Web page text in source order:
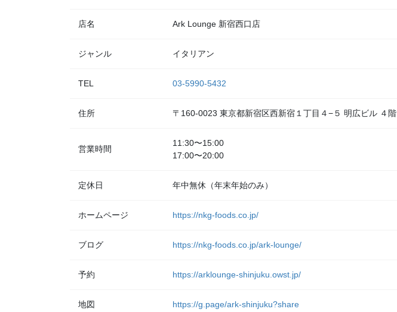
店名 Ark Lounge 新宿西口店
ジャンル イタリアン
TEL 03-5990-5432
住所 〒160-0023 東京都新宿区西新宿１丁目４−５ 明広ビル ４階
営業時間
11:30〜15:00
17:00〜20:00
定休日 年中無休（年末年始のみ）
ホームページ https://nkg-foods.co.jp/
ブログ https://nkg-foods.co.jp/ark-lounge/
予約 https://arklounge-shinjuku.owst.jp/
地図 https://g.page/ark-shinjuku?share